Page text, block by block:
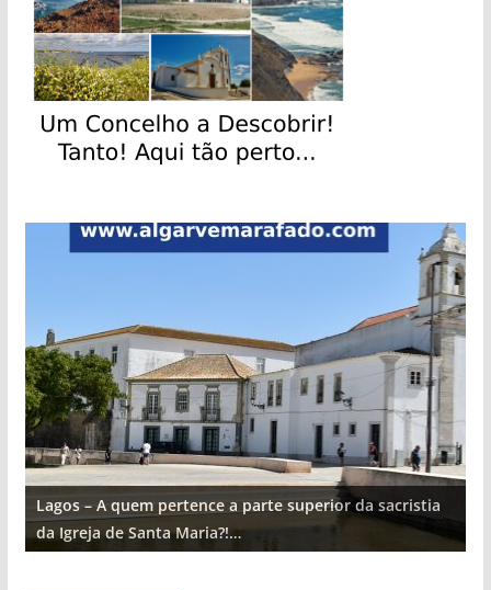
Lagos – A quem pertence a parte superior da sacristia
da Igreja de Santa Maria?!…